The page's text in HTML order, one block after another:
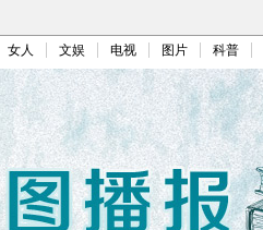
女人 文娱 电视 图片 科普